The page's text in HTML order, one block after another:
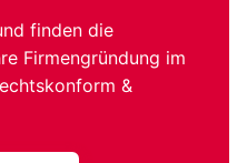
finden die
Firmengründung im
&